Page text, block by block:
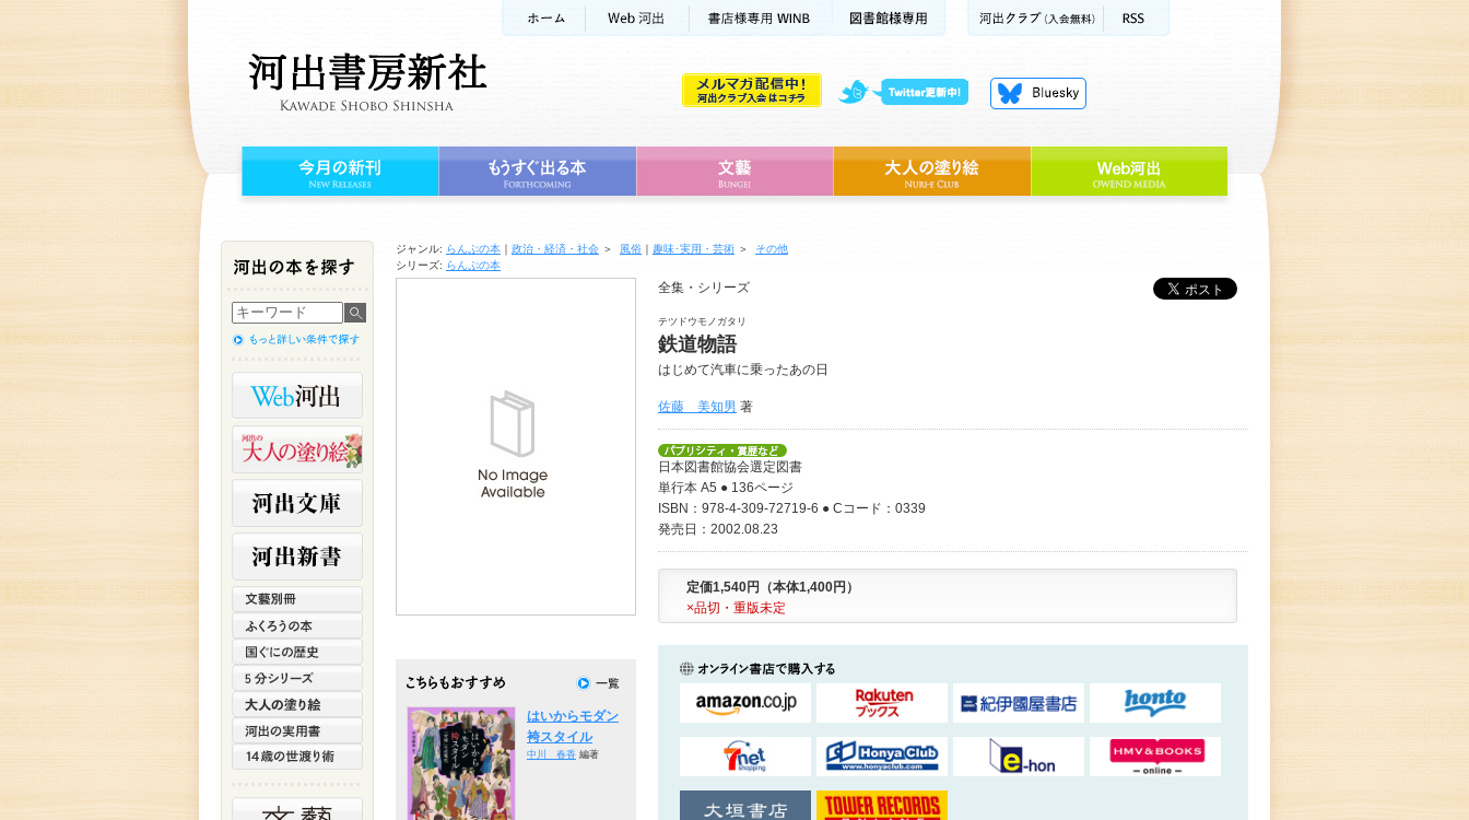
ジャンル: らんぷの本 ｜ 政治・経済・社会 ＞ 風俗 ｜ 趣味･実用・芸術 ＞
その他
シリーズ: らんぷの本
全集・シリーズ
テツドウモノガタリ
鉄道物語
はじめて汽車に乗ったあの日
佐藤 美知男 著
日本図書館協会選定図書
単行本 A5 ● 136ページ
ISBN：978-4-309-72719-6 ● Cコード：0339
発売日：2002.08.23
定価1,540円（本体1,400円）
×品切・重版未定
はいからモダン
袴スタイル
中川 春香 編著